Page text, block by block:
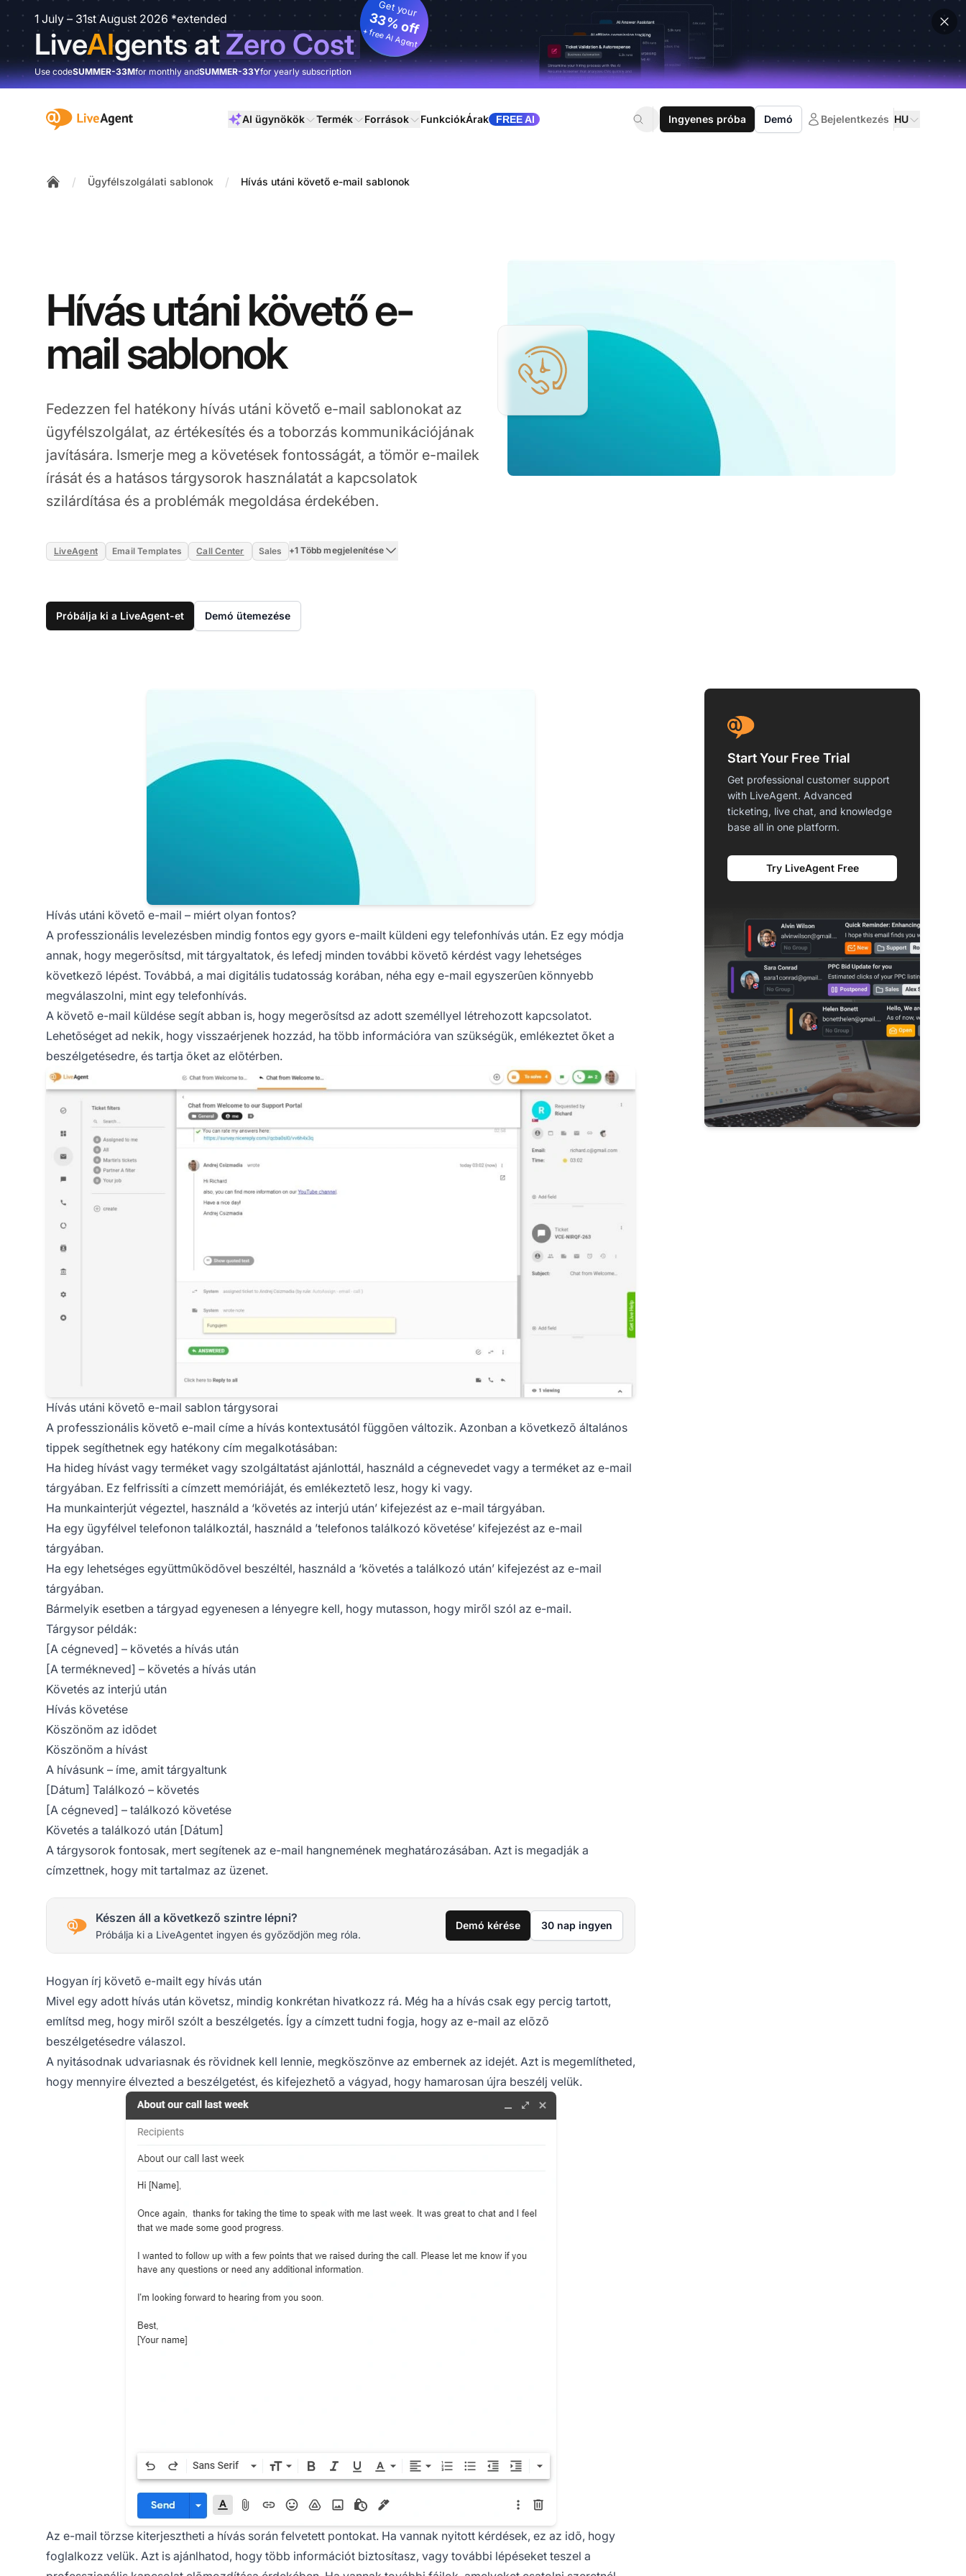
1 July – 31st August 2026 *extended
LiveAIgents atZero Cost
Get your
33% off
+ free AI Agent
Use codeSUMMER-33Mfor monthly andSUMMER-33Yfor yearly subscription
:site.title AI ügynökök Termék Források FunkciókÁrak FREE AI Ingyenes próba Demó Bejelentkezés HU
/ Ügyfélszolgálati sablonok / Hívás utáni követő e-mail sablonok
Hívás utáni követő e-
mail sablonok
Fedezzen fel hatékony hívás utáni követő e-mail sablonokat az
ügyfélszolgálat, az értékesítés és a toborzás kommunikációjának
javítására. Ismerje meg a követések fontosságát, a tömör e-mailek
írását és a hatásos tárgysorok használatát a kapcsolatok
szilárdítása és a problémák megoldása érdekében.
LiveAgent Email Templates Call Center Sales +1 Több megjelenítése
Próbálja ki a LiveAgent-et Demó ütemezése
Hívás utáni követõ e-mail – miért olyan fontos?
A professzionális levelezésben mindig fontos egy gyors e-mailt küldeni egy telefonhívás után. Ez egy módja
annak, hogy megerõsítsd, mit tárgyaltatok, és lefedj minden további követõ kérdést vagy lehetséges
következõ lépést. Továbbá, a mai digitális tudatosság korában, néha egy e-mail egyszerûen könnyebb
megválaszolni, mint egy telefonhívás.
A követõ e-mail küldése segít abban is, hogy megerõsítsd az adott személlyel létrehozott kapcsolatot.
Lehetõséget ad nekik, hogy visszaérjenek hozzád, ha több információra van szükségük, emlékeztet õket a
beszélgetésedre, és tartja õket az elõtérben.
Hívás utáni követõ e-mail sablon tárgysorai
A professzionális követõ e-mail címe a hívás kontextusától függõen változik. Azonban a következõ általános
tippek segíthetnek egy hatékony cím megalkotásában:
Ha hideg hívást vagy terméket vagy szolgáltatást ajánlottál, használd a cégnevedet vagy a terméket az e-mail
tárgyában. Ez felfrissíti a címzett memóriáját, és emlékeztetõ lesz, hogy ki vagy.
Ha munkainterjút végeztel, használd a ‘követés az interjú után’ kifejezést az e-mail tárgyában.
Ha egy ügyfélvel telefonon találkoztál, használd a ’telefonos találkozó követése’ kifejezést az e-mail
tárgyában.
Ha egy lehetséges együttmûködõvel beszéltél, használd a ‘követés a találkozó után’ kifejezést az e-mail
tárgyában.
Bármelyik esetben a tárgyad egyenesen a lényegre kell, hogy mutasson, hogy miről szól az e-mail.
Tárgysor példák:
[A cégneved] – követés a hívás után
[A termékneved] – követés a hívás után
Követés az interjú után
Hívás követése
Köszönöm az idõdet
Köszönöm a hívást
A hívásunk – íme, amit tárgyaltunk
[Dátum] Találkozó – követés
[A cégneved] – találkozó követése
Követés a találkozó után [Dátum]
A tárgysorok fontosak, mert segítenek az e-mail hangnemének meghatározásában. Azt is megadják a
címzettnek, hogy mit tartalmaz az üzenet.
Készen áll a következő szintre lépni?
Próbálja ki a LiveAgentet ingyen és győződjön meg róla.
Demó kérése 30 nap ingyen
Hogyan írj követõ e-mailt egy hívás után
Mivel egy adott hívás után követsz, mindig konkrétan hivatkozz rá. Még ha a hívás csak egy percig tartott,
említsd meg, hogy miről szólt a beszélgetés. Így a címzett tudni fogja, hogy az e-mail az elõzõ
beszélgetésedre válaszol.
A nyitásodnak udvariasnak és rövidnek kell lennie, megköszönve az embernek az idejét. Azt is megemlítheted,
hogy mennyire élvezted a beszélgetést, és kifejezhetõ a vágyad, hogy hamarosan újra beszélj velük.
Az e-mail törzse kiterjesztheti a hívás során felvetett pontokat. Ha vannak nyitott kérdések, ez az idõ, hogy
foglalkozz velük. Azt is ajánlhatod, hogy több információt biztosítasz, vagy további lépéseket teszel a
Start Your Free Trial
Get professional customer support
with LiveAgent. Advanced
ticketing, live chat, and knowledge
base all in one platform.
Try LiveAgent Free